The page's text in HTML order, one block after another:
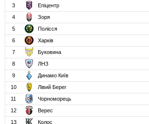
3
Епіцентр
4
Зоря
5
Полісся
6
Харків
7
Буковина
8
ЛНЗ
9
Динамо Київ
10
Лівий Берег
11
Чорноморець
12
Верес
13
Колос